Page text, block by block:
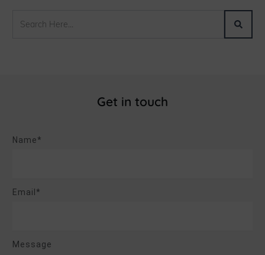
Get in touch
Name*
Email*
Message